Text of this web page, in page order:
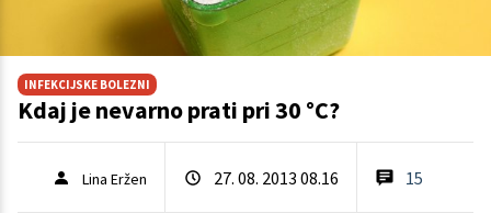
INFEKCIJSKE BOLEZNI
Kdaj je nevarno prati pri 30 °C?
Lina Eržen 27. 08. 2013 08.16 15